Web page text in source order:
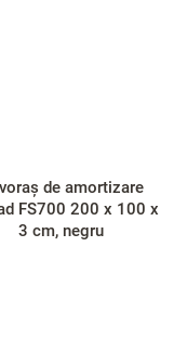
de amortizare
FS700 200 x 100 x
3 cm, negru